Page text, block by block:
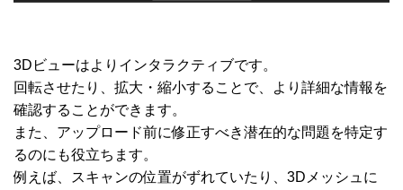
3Dビューはよりインタラクティブです。
回転させたり、拡大・縮小することで、より詳細な情報を
確認することができます。
また、アップロード前に修正すべき潜在的な問題を特定す
るのにも役立ちます。
例えば、スキャンの位置がずれていたり、3Dメッシュに